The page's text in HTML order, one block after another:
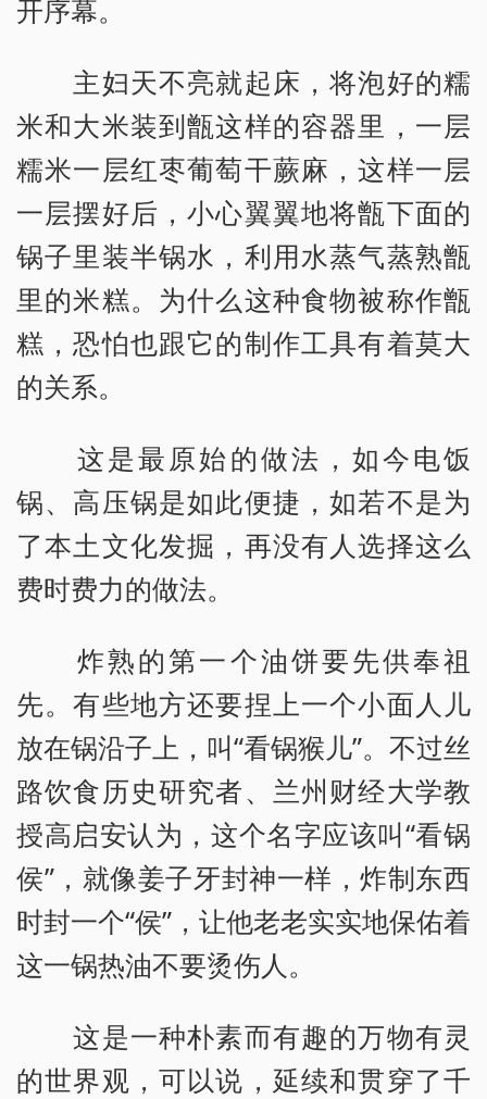
开序幕。
主妇天不亮就起床，将泡好的糯
米和大米装到甑这样的容器里，一层
糯米一层红枣葡萄干蕨麻，这样一层
一层摆好后，小心翼翼地将甑下面的
锅子里装半锅水，利用水蒸气蒸熟甑
里的米糕。为什么这种食物被称作甑
糕，恐怕也跟它的制作工具有着莫大
的关系。
这是最原始的做法，如今电饭
锅、高压锅是如此便捷，如若不是为
了本土文化发掘，再没有人选择这么
费时费力的做法。
炸熟的第一个油饼要先供奉祖
先。有些地方还要捏上一个小面人儿
放在锅沿子上，叫“看锅猴儿”。不过丝
路饮食历史研究者、兰州财经大学教
授高启安认为，这个名字应该叫“看锅
侯”，就像姜子牙封神一样，炸制东西
时封一个“侯”，让他老老实实地保佑着
这一锅热油不要烫伤人。
这是一种朴素而有趣的万物有灵
的世界观，可以说，延续和贯穿了千